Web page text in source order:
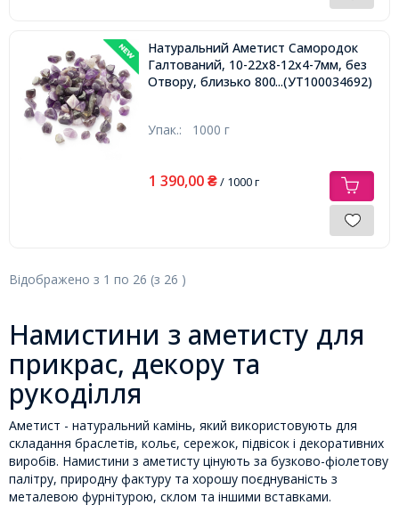
Натуральний Аметист Самородок
Галтований, 10-22х8-12х4-7мм, без
Отвору, близько 800шт/1000г,
...(УТ100034692)
Упак.: 1000 г
1 390,00 ₴/ 1000 г
Відображено з 1 по 26 (з 26 )
Намистини з аметисту для
прикрас, декору та
рукоділля
Аметист - натуральний камінь, який використовують для
складання браслетів, кольє, сережок, підвісок і декоративних
виробів. Намистини з аметисту цінують за бузково-фіолетову
палітру, природну фактуру та хорошу поєднуваність з
металевою фурнітурою, склом та іншими вставками.